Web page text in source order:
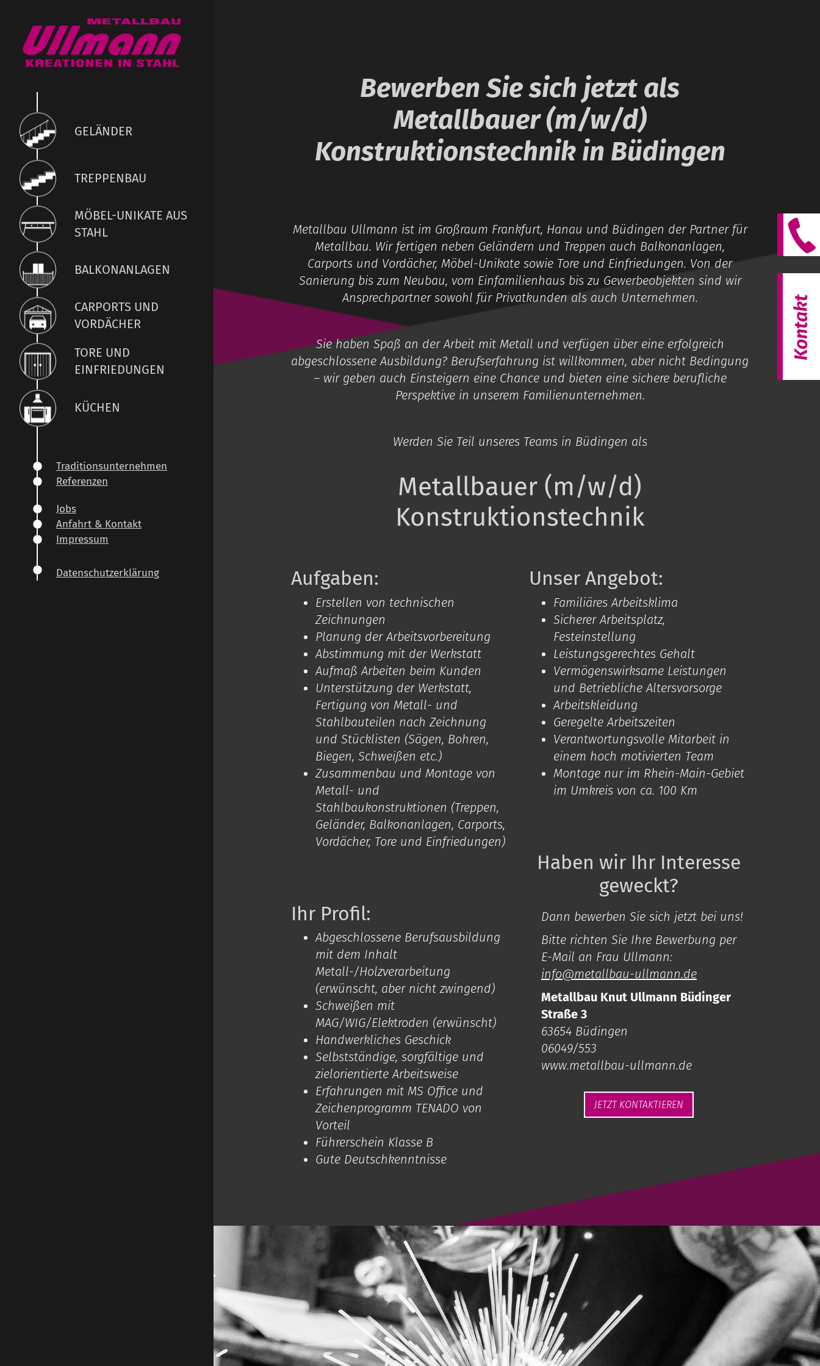
GELÄNDER
TREPPENBAU
MÖBEL-UNIKATE AUS
STAHL
BALKONANLAGEN
CARPORTS UND
VORDÄCHER
TORE UND
EINFRIEDUNGEN
KÜCHEN
Traditionsunternehmen
Referenzen
Jobs
Anfahrt & Kontakt
Impressum
Datenschutzerklärung
Bewerben Sie sich jetzt als
Metallbauer (m/w/d)
Konstruktionstechnik in Büdingen
Metallbau Ullmann ist im Großraum Frankfurt, Hanau und Büdingen der Partner für
Metallbau. Wir fertigen neben Geländern und Treppen auch Balkonanlagen,
Carports und Vordächer, Möbel-Unikate sowie Tore und Einfriedungen. Von der
Sanierung bis zum Neubau, vom Einfamilienhaus bis zu Gewerbeobjekten sind wir
Ansprechpartner sowohl für Privatkunden als auch Unternehmen.
Sie haben Spaß an der Arbeit mit Metall und verfügen über eine erfolgreich
abgeschlossene Ausbildung? Berufserfahrung ist willkommen, aber nicht Bedingung
– wir geben auch Einsteigern eine Chance und bieten eine sichere berufliche
Perspektive in unserem Familienunternehmen.
Werden Sie Teil unseres Teams in Büdingen als
Metallbauer (m/w/d)
Konstruktionstechnik
Aufgaben:
Erstellen von technischen
Zeichnungen
Planung der Arbeitsvorbereitung
Abstimmung mit der Werkstatt
Aufmaß Arbeiten beim Kunden
Unterstützung der Werkstatt,
Fertigung von Metall- und
Stahlbauteilen nach Zeichnung
und Stücklisten (Sägen, Bohren,
Biegen, Schweißen etc.)
Zusammenbau und Montage von
Metall- und
Stahlbaukonstruktionen (Treppen,
Geländer, Balkonanlagen, Carports,
Vordächer, Tore und Einfriedungen)
Ihr Profil:
Abgeschlossene Berufsausbildung
mit dem Inhalt
Metall-/Holzverarbeitung
(erwünscht, aber nicht zwingend)
Schweißen mit
MAG/WIG/Elektroden (erwünscht)
Handwerkliches Geschick
Selbstständige, sorgfältige und
zielorientierte Arbeitsweise
Erfahrungen mit MS Office und
Zeichenprogramm TENADO von
Vorteil
Führerschein Klasse B
Gute Deutschkenntnisse
Unser Angebot:
Familiäres Arbeitsklima
Sicherer Arbeitsplatz,
Festeinstellung
Leistungsgerechtes Gehalt
Vermögenswirksame Leistungen
und Betriebliche Altersvorsorge
Arbeitskleidung
Geregelte Arbeitszeiten
Verantwortungsvolle Mitarbeit in
einem hoch motivierten Team
Montage nur im Rhein-Main-Gebiet
im Umkreis von ca. 100 Km
Haben wir Ihr Interesse
geweckt?
Dann bewerben Sie sich jetzt bei uns!
Bitte richten Sie Ihre Bewerbung per
E-Mail an Frau Ullmann:
info@metallbau-ullmann.de
Metallbau Knut Ullmann Büdinger
Straße 3
63654 Büdingen
06049/553
www.metallbau-ullmann.de
JETZT KONTAKTIEREN